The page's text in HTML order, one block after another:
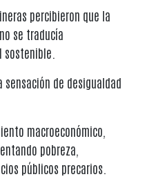
percibieron que la
se traducía
de desigualdad
macroeconómico,
pobreza,
públicos precarios.